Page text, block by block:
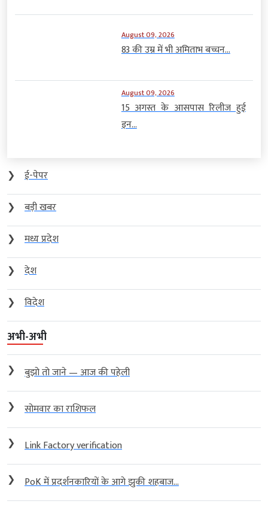
August 09, 2026
83 की उम्र में भी अमिताभ बच्चन...
August 09, 2026
15 अगस्त के आसपास रिलीज हुई
इन...
❯
ई-पेपर
❯
बड़ी खबर
❯
मध्य प्रदेश
❯
देश
❯
विदेश
अभी-अभी
❯ बुझो तो जाने — आज की पहेली
❯ सोमवार का राशिफल
❯ Link Factory verification
❯ PoK में प्रदर्शनकारियों के आगे झुकी शहबाज...